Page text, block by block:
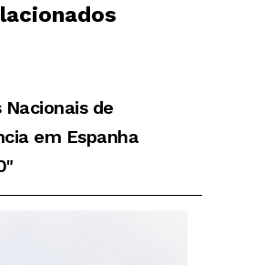
Nacionais de
em Espanha